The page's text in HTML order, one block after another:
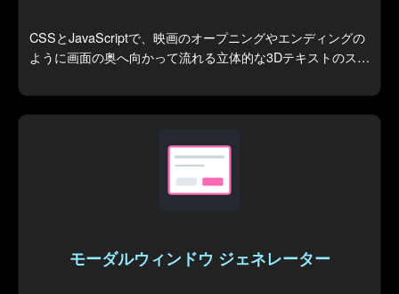
CSSとJavaScriptで、映画のオープニングやエンディングの
ように画面の奥へ向かって流れる立体的な3Dテキストのスク
モーダルウィンドウ ジェネレーター